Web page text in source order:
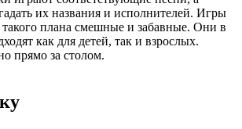
их названия и исполнителей. Игры
плана смешные и забавные. Они в
как для детей, так и взрослых.
прямо за столом.